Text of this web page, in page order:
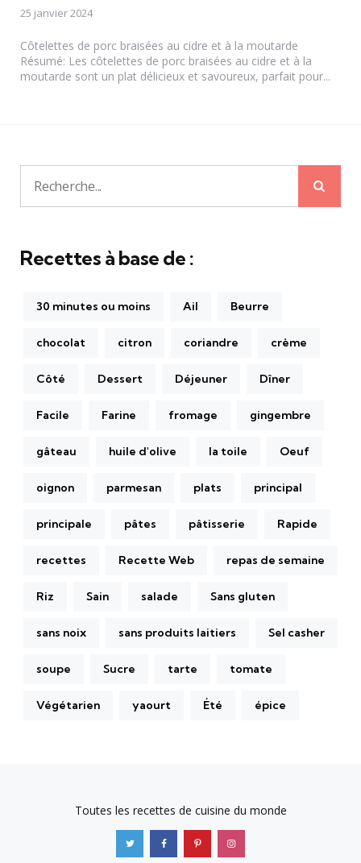
25 janvier 2024
Côtelettes de porc braisées au cidre et à la moutarde
Résumé: Les côtelettes de porc braisées au cidre et à la
moutarde sont un plat délicieux et savoureux, parfait pour...
Recherche
pour:
Recettes à base de :
30 minutes ou moins Ail Beurre
chocolat citron coriandre crème
Côté Dessert Déjeuner Dîner
Facile Farine fromage gingembre
gâteau huile d'olive la toile Oeuf
oignon parmesan plats principal
principale pâtes pâtisserie Rapide
recettes Recette Web repas de semaine
Riz Sain salade Sans gluten
sans noix sans produits laitiers Sel casher
soupe Sucre tarte tomate
Végétarien yaourt Été épice
Toutes les recettes de cuisine du monde